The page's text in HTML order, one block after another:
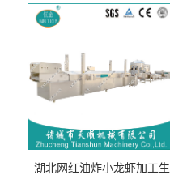
湖北网红油炸小龙虾加工生